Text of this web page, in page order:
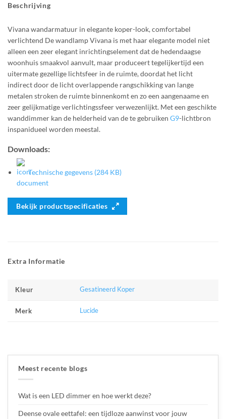
Beschrijving
Vivana wandarmatuur in elegante koper-look, comfortabel
verlichtend De wandlamp Vivana is met haar elegante model niet
alleen een zeer elegant inrichtingselement dat de hedendaagse
woonhuis smaakvol aanvult, maar produceert tegelijkertijd een
uitermate gezellige lichtsfeer in de ruimte, doordat het licht
indirect door de licht overlappende rangschikking van lange
metalen stroken de ruimte binnenkomt en zo een aangenaame en
zeer gelijkmatige verlichtingssfeer verwezenlijkt. Met een geschikte
wanddimmer kan de helderheid van de te gebruiken G9-lichtbron
inspanidueel worden meestal.
Downloads:
Technische gegevens (284 KB)
Bekijk productspecificaties
Extra Informatie
Kleur Gesatineerd Koper
Merk Lucide
Meest recente blogs
Wat is een LED dimmer en hoe werkt deze?
Deense ovale eettafel: een tijdloze aanwinst voor jouw